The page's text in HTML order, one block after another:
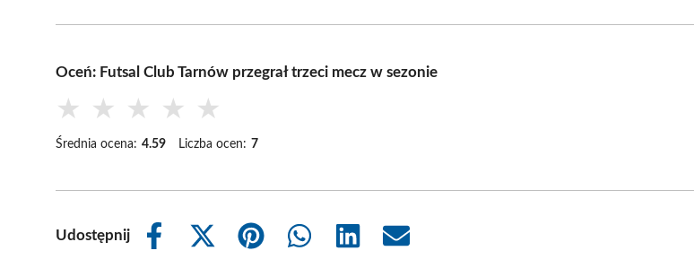
Oceń: Futsal Club Tarnów przegrał trzeci mecz w sezonie
★ ★ ★ ★ ★
Średnia ocena: 4.59 Liczba ocen: 7
Udostępnij
Share
Share
Share
Share
Share
Share